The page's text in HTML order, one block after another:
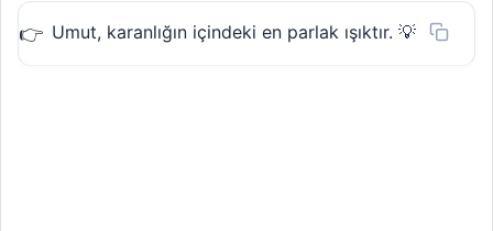
Umut, karanlığın içindeki en parlak ışıktır. 💡